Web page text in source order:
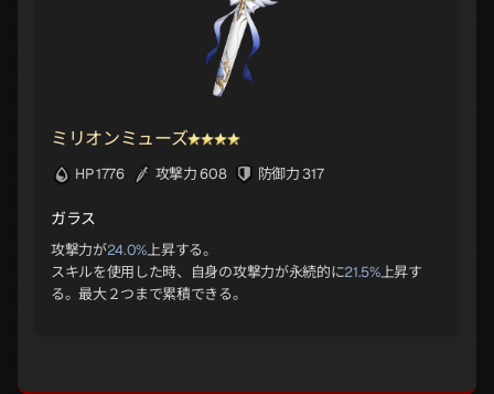
ミリオンミューズ
HP 1776 攻撃力 608 防御力 317
ガラス
攻撃力が24.0%上昇する。
スキルを使用した時、自身の攻撃力が永続的に21.5%上昇す
る。最大２つまで累積できる。